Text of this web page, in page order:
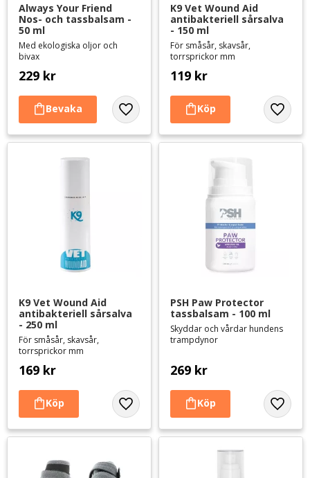
Always Your Friend
Nos- och tassbalsam -
50 ml
Med ekologiska oljor och
bivax
229 kr
Lägg till i favoriter
K9 Vet Wound Aid
antibakteriell sårsalva
- 150 ml
För småsår, skavsår,
torrsprickor mm
119 kr
Lägg
K9 Vet Wound Aid
antibakteriell sårsalva
- 250 ml
För småsår, skavsår,
torrsprickor mm
169 kr
Lägg till i favoriter
PSH Paw Protector
tassbalsam - 100 ml
Skyddar och vårdar hundens
trampdynor
269 kr
Lägg